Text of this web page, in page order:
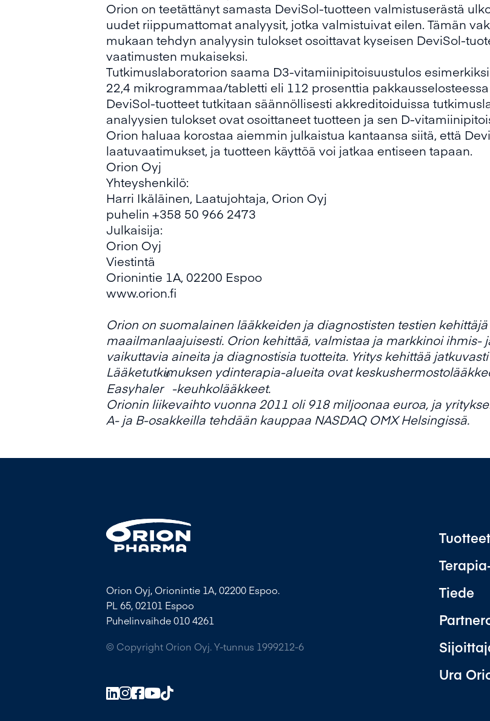
Orion on teetättänyt samasta DeviSol-tuotteen valmistuserästä
uudet riippumattomat analyysit, jotka valmistuivat eilen. Tämän
mukaan tehdyn analyysin tulokset osoittavat kyseisen DeviSol-
vaatimusten mukaiseksi.
Tutkimuslaboratorion saama D3-vitamiinipitoisuustulos
22,4 mikrogrammaa/tabletti eli 112 prosenttia
DeviSol-tuotteet tutkitaan säännöllisesti akkreditoiduissa
analyysien tulokset ovat osoittaneet tuotteen ja sen D-
Orion haluaa korostaa aiemmin julkaistua kantaansa siitä, että
laatuvaatimukset, ja tuotteen käyttöä voi jatkaa entiseen tapaan.
Orion Oyj
Yhteyshenkilö:
Harri Ikäläinen, Laatujohtaja, Orion Oyj
puhelin +358 50 966 2473
Julkaisija:
Orion Oyj
Viestintä
Orionintie 1A, 02200 Espoo
www.orion.fi
Orion on suomalainen lääkkeiden ja diagnostisten testien
maailmanlaajuisesti. Orion kehittää, valmistaa ja markkinoi ihmis-
vaikuttavia aineita ja diagnostisia tuotteita. Yritys kehittää
Lääketutkimuksen ydinterapia-alueita ovat
Easyhaler
®
-keuhkolääkkeet.
Orionin liikevaihto vuonna 2011 oli 918 miljoonaa euroa, ja
A- ja B-osakkeilla tehdään kauppaa NASDAQ OMX Helsingissä.
Orion Oyj, Orionintie 1A, 02200 Espoo.
PL 65, 02101 Espoo
Puhelinvaihde 010 4261
© Copyright Orion Oyj. Y-tunnus 1999212-6
Tuotteet
Tiede
Ura